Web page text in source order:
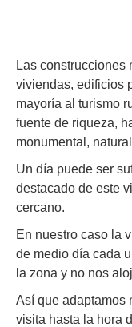
Las construcciones
viviendas, edificios
mayoría al turismo
fuente de riqueza,
monumental,
Un día puede ser
destacado de este
cercano.
En nuestro caso la
de medio día cada
la zona y no nos
Así que adaptamos
visita hasta la hora